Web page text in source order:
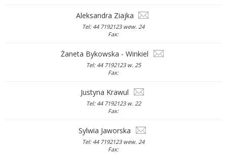
Aleksandra Ziajka
Tel: 44 7192123 wew. 24
Fax:
Żaneta Bykowska - Winkiel
Tel: 44 7192123 w. 25
Fax:
Justyna Krawul
Tel: 44 7192123 w. 22
Fax:
Sylwia Jaworska
Tel: 44 7192123 wew. 24
Fax: